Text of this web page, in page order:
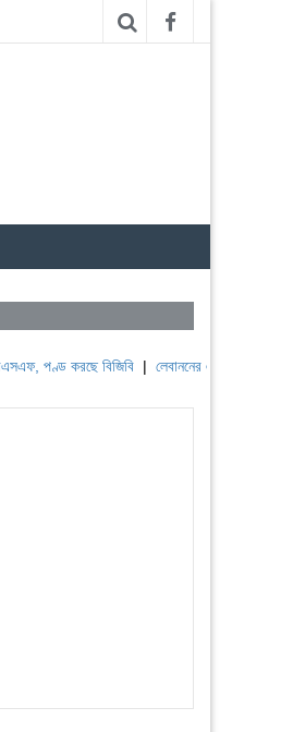
করছে বিজিবি|লেবাননের ঐতিহাসিক বউফোর্ট দুর্গ দখল